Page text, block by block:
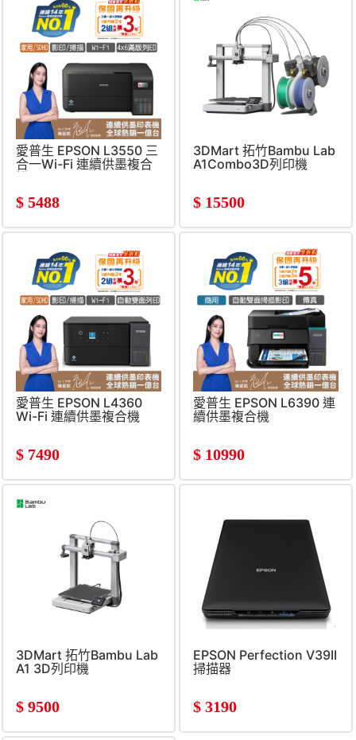
愛普生 EPSON L3550 三
合一Wi-Fi 連續供墨複合
$ 5488
3DMart 拓竹Bambu Lab
A1Combo3D列印機
$ 15500
愛普生 EPSON L4360
Wi-Fi 連續供墨複合機
$ 7490
愛普生 EPSON L6390 連
續供墨複合機
$ 10990
3DMart 拓竹Bambu Lab
A1 3D列印機
$ 9500
EPSON Perfection V39II
掃描器
$ 3190